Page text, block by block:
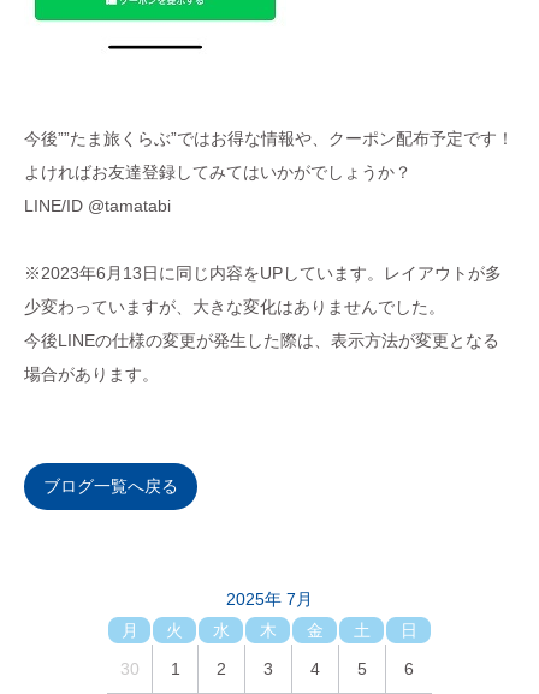
今後””たま旅くらぶ”ではお得な情報や、クーポン配布予定です！
よければお友達登録してみてはいかがでしょうか？
LINE/ID @tamatabi
※2023年6月13日に同じ内容をUPしています。レイアウトが多
少変わっていますが、大きな変化はありませんでした。
今後LINEの仕様の変更が発生した際は、表示方法が変更となる
場合があります。
ブログ一覧へ戻る
2025年 7月
月
火 水 木 金 土
日
30
1 2 3 4 5 6